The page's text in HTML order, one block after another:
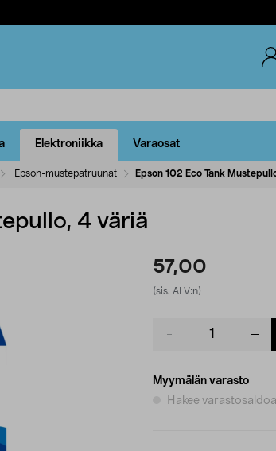
Elektroniikka Varaosat
Epson-mustepatruunat Epson 102 Eco Tank
4 väriä
57,00
(sis. ALV:n)
Myymälän varasto
Hakee